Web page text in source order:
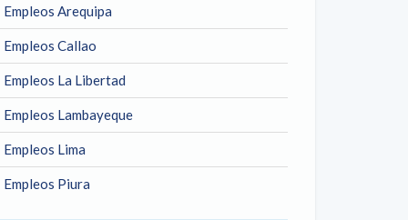
Empleos Arequipa
Empleos Callao
Empleos La Libertad
Empleos Lambayeque
Empleos Lima
Empleos Piura